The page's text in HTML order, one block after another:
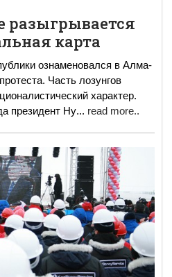
разыгрывается
карта
ознаменовался в Алма-
Часть лозунгов
характер.
президент Ну... read more..